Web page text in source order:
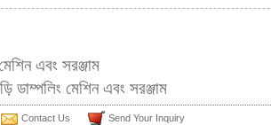
এবং সরঞ্জাম
ডাম্পলিং মেশিন এবং সরঞ্জাম
Contact Us Send Your Inquiry